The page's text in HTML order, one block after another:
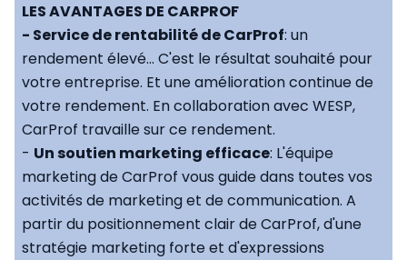
LES AVANTAGES DE CARPROF
- Service de rentabilité de CarProf: un
rendement élevé... C'est le résultat souhaité pour
votre entreprise. Et une amélioration continue de
votre rendement. En collaboration avec WESP,
CarProf travaille sur ce rendement.
- Un soutien marketing efficace: L'équipe
marketing de CarProf vous guide dans toutes vos
activités de marketing et de communication. A
partir du positionnement clair de CarProf, d'une
stratégie marketing forte et d'expressions